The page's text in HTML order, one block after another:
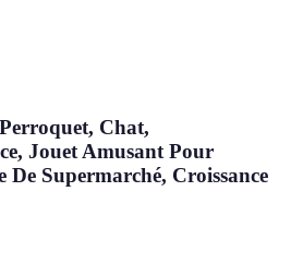
Chat,
Jouet Amusant Pour
De Supermarché, Croissance